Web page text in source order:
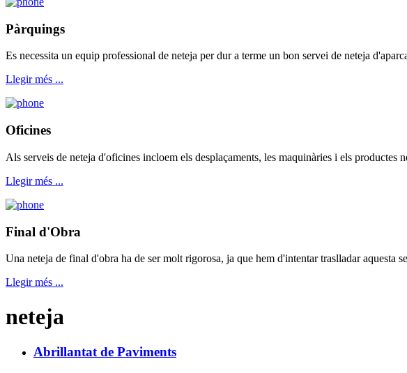
Pàrquings
Es necessita un equip professional de neteja per dur a terme un bon servei de neteja
Llegir més ...
Oficines
Als serveis de neteja d'oficines incloem els desplaçaments, les maquinàries i els
Llegir més ...
Final d'Obra
Una neteja de final d'obra ha de ser molt rigorosa, ja que hem d'intentar traslladar aquesta
Llegir més ...
neteja
Abrillantat de Paviments